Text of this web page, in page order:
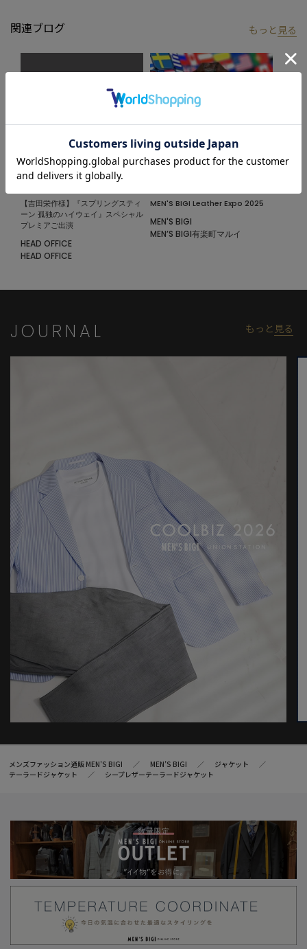
レスな一着です。
モデル:身長:185cm バスト:90cm ウエスト:77cm ヒップ:92cm 着
※画像はサンプルのため、色味やサイズ等の仕様が変更になる場
合がございます。
※サイズは弊社規定の採寸によって記載しておりますが、若干の
個体差が生じる場合がございます。
関連ブログ もっと 見る
【吉田栄作様】『スプリングスティ
ーン 孤独のハイウェイ』スペシャル
プレミアご出演
HEAD OFFICE
HEAD OFFICE
MEN'S BIGI Leather Expo 2025
MEN'S BIGI
MEN’S BIGI有楽町マルイ
JOURNAL もっと 見る
メンズファッション通販 MEN'S BIGI MEN’S BIGI
ジャケット
テーラードジャケット
シープレザーテーラードジャケット